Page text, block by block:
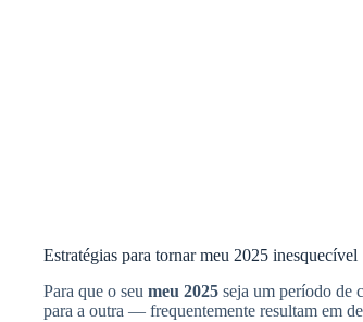
Estratégias para tornar meu 2025 inesquecível
Para que o seu meu 2025 seja um período de
para a outra — frequentemente resultam em